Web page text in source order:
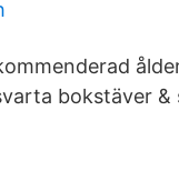
bokstäver